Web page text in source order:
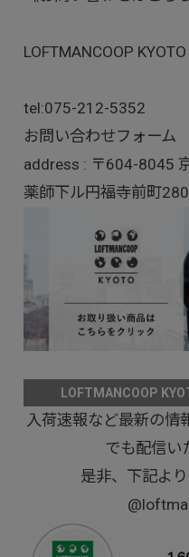
LOFTMANCOOP KYOTO
tel:075-212-5352
お問い合わせフォーム
address : 〒604-8045
薬師下ル円福寺前町280
LOFTMANCOOP
入荷速報など最新の情
でも配信い
是非、下記よ